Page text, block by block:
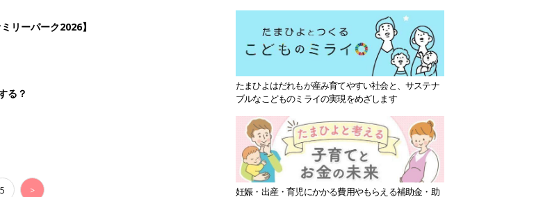
たまひよはだれもが産み育てやすい社会と、サステナ
ブルなこどものミライの実現をめざします
妊娠・出産・育児にかかる費用やもらえる補助金・助